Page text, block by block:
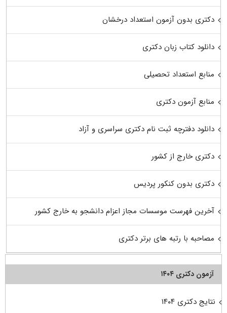
دکتری بدون آزمون استعداد درخشان
دانلود کتاب زبان دکتری
منابع استعداد تحصیلی
منابع آزمون دکتری
دانلود دفترچه ثبت نام دکتری سراسری و آزاد
دکتری خارج از کشور
دکتری بدون کنکور پردیس
آخرین فهرست موسسات مجاز اعزام دانشجو به خارج کشور
مصاحبه با رتبه های برتر دکتری
آزمون دکتری ۱۴۰۴
نتایج دکتری ۱۴۰۴